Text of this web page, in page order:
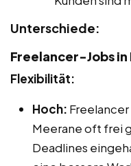
Unterschiede:
Freelancer-Jobs in
Flexibilität:
Hoch:
Meerane oft frei
Deadlines